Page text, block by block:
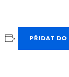
PŘIDAT DO